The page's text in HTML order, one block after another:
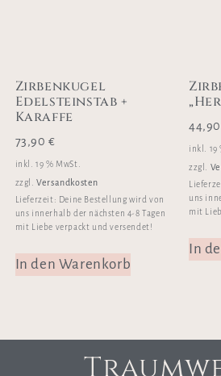
Zirbenkugel
Edelsteinstab +
Karaffe
73,90€
inkl. 19 % MwSt.
zzgl.Versandkosten
Lieferzeit: Deine Bestellung wird von
uns innerhalb der nächsten 4-8 Tagen
mit Liebe verpackt und versendet!
In den Warenkorb
44,90
inkl. 19
zzgl.
uns
mit
In